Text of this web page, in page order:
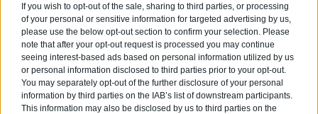
If you wish to opt-out of the sale, sharing to third parties, or processing
of your personal or sensitive information for targeted advertising by us,
please use the below opt-out section to confirm your selection. Please
note that after your opt-out request is processed you may continue
seeing interest-based ads based on personal information utilized by us
or personal information disclosed to third parties prior to your opt-out.
You may separately opt-out of the further disclosure of your personal
information by third parties on the IAB’s list of downstream participants.
This information may also be disclosed by us to third parties on the
vigilant pour travailler avec ce
bureau.Des études ont montré quele
fait de se tenir debout pendant le
travail brûle plus de calories que de
rester assis, ce qui maintient votre
santé en bonne voie